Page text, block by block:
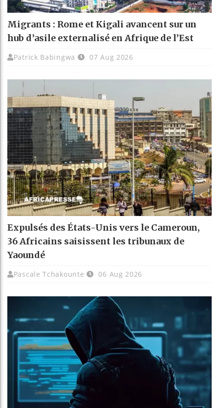
Migrants : Rome et Kigali avancent sur un
hub d’asile externalisé en Afrique de l’Est
Patrick Babingwa 07 Aug 2026
Expulsés des États-Unis vers le Cameroun,
36 Africains saisissent les tribunaux de
Yaoundé
Pascale Tchakounte 06 Aug 2026